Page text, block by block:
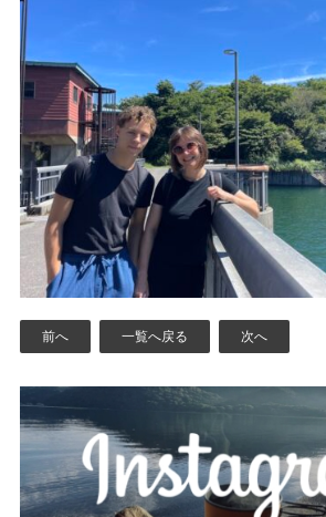
前へ 一覧へ戻る 次へ